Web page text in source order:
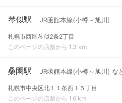
琴似駅 JR函館本線(小樽～旭川)
札幌市西区琴似2条2丁目
このページの店舗から 1.3 km
桑園駅 JR函館本線(小樽～旭川) な
札幌市中央区北１１条西１５丁目
このページの店舗から 1.6 km